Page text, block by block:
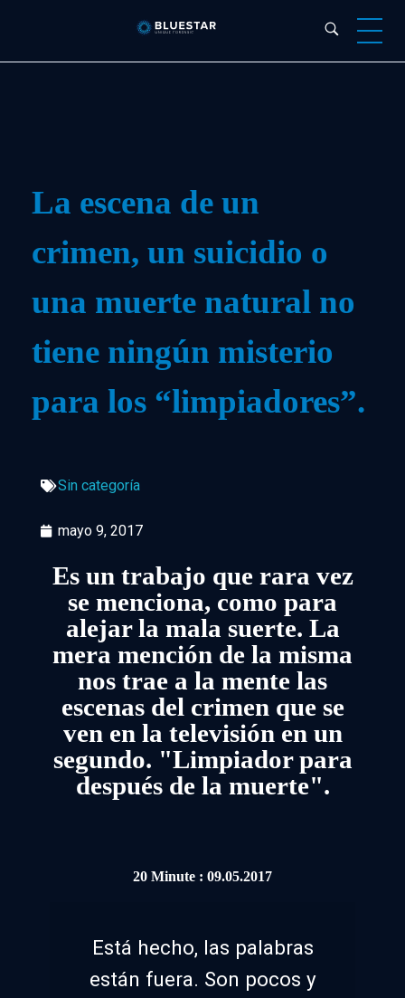
La escena de un
crimen, un suicidio o
una muerte natural no
tiene ningún misterio
para los “limpiadores”.
Sin categoría
mayo 9, 2017
Es un trabajo que rara vez
se menciona, como para
alejar la mala suerte. La
mera mención de la misma
nos trae a la mente las
escenas del crimen que se
ven en la televisión en un
segundo. "Limpiador para
después de la muerte".
20 Minute : 09.05.2017
Está hecho, las palabras
están fuera. Son pocos y